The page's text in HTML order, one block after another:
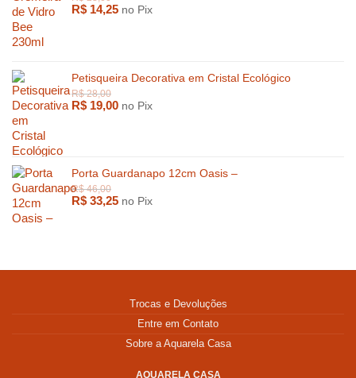
R$ 14,25 no Pix
Petisqueira Decorativa em Cristal Ecológico
R$ 19,00 no Pix
Porta Guardanapo 12cm Oasis –
R$ 33,25 no Pix
Trocas e Devoluções
Entre em Contato
Sobre a Aquarela Casa
AQUARELA CASA